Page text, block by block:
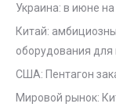
Украина: в июне
Китай:
оборудования для
США: Пентагон
Мировой рынок: